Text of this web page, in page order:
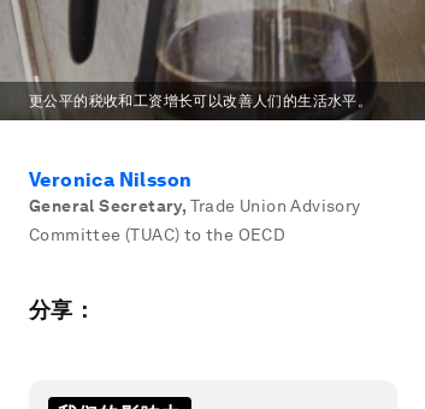
更公平的税收和工资增长可以改善人们的生活水平。
Veronica Nilsson
General Secretary, Trade Union Advisory
Committee (TUAC) to the OECD
分享：